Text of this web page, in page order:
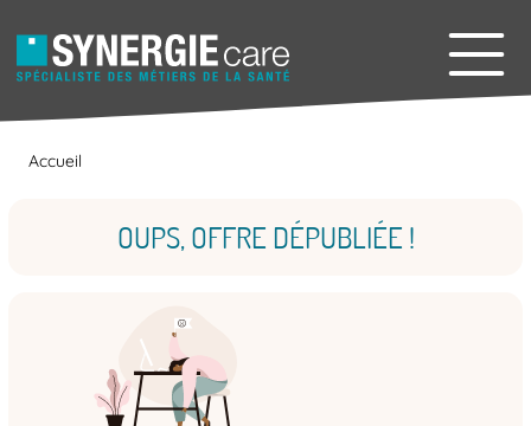
Accueil
OUPS, OFFRE DÉPUBLIÉE !